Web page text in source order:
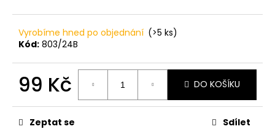
Vyrobíme hned po objednání (>5 ks)
Kód: 803/24B
99 Kč
cena:
DO KOŠÍKU
Zeptat se Sdílet
o
p
o
u
č
u